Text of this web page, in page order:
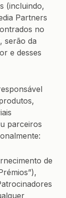
(incluindo,
Partners
no
serão da
e desses
parceiros
de